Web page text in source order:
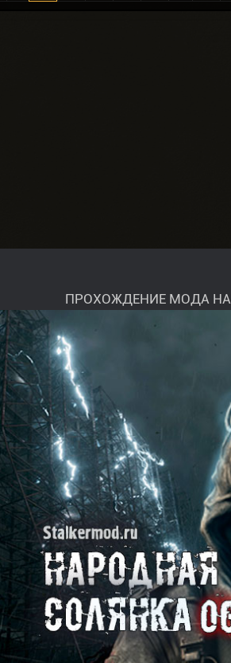
ПРОХОЖДЕНИЕ МОДА